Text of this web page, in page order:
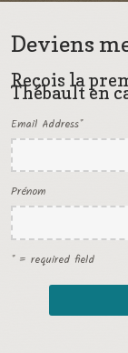
Deviens
Reçois la
Thébault en
Email Address*
Prénom
* = required field